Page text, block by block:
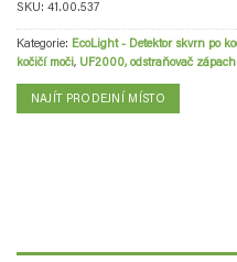
SKU: 41.00.537
Kategorie: EcoLight - Detektor skvrn po
kočičí moči, UF2000, odstraňovač
NAJÍT PRODEJNÍ MÍSTO